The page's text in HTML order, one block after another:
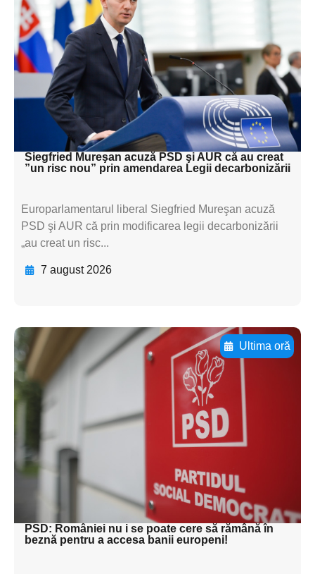
subtitluAdaugă aici
textul pentru
subtitluAdaugă aici
textul pentru
subtitluAdaugă aici
textul pentru subti
Siegfried Mureşan acuză PSD şi AUR că au creat
”un risc nou” prin amendarea Legii decarbonizării
Europarlamentarul liberal Siegfried Mureşan acuză
PSD şi AUR că prin modificarea legii decarbonizării
„au creat un risc...
7 august 2026
Ultima oră
Adaugă aici textul pentru
subtitluAdaugă aici
textul pentru
subtitluAdaugă aici
textul pentru
subtitluAdaugă aici
textul pentru subti
PSD: României nu i se poate cere să rămână în
beznă pentru a accesa banii europeni!